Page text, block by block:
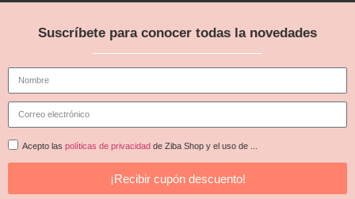
Suscríbete para conocer todas la novedades
Acepto las políticas de privacidad de Ziba Shop y el uso de ...
¡Recibir cupón descuento!